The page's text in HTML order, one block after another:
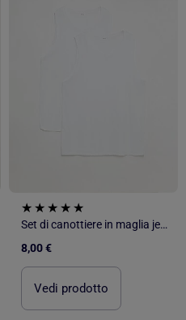
Set di canottiere in maglia jersey - 2 pezzi
8,00 €
Vedi prodotto